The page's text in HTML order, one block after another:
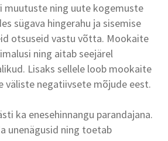
muutuste ning uute kogemuste
sügava hingerahu ja sisemise
otsuseid vastu võtta. Mookaite
ning aitab seejärel
Lisaks sellele loob mookaite
väliste negatiivsete mõjude eest.
ka enesehinnangu parandajana.
unenägusid ning toetab